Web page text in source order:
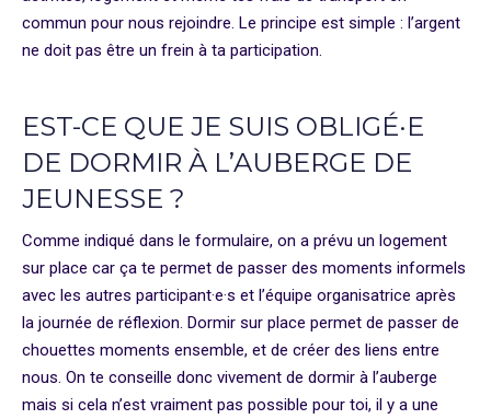
commun pour nous rejoindre. Le principe est simple : l’argent
ne doit pas être un frein à ta participation.
EST-CE QUE JE SUIS OBLIGÉ·E
DE DORMIR À L’AUBERGE DE
JEUNESSE ?
Comme indiqué dans le formulaire, on a prévu un logement
sur place car ça te permet de passer des moments informels
avec les autres participant·e·s et l’équipe organisatrice après
la journée de réflexion. Dormir sur place permet de passer de
chouettes moments ensemble, et de créer des liens entre
nous. On te conseille donc vivement de dormir à l’auberge
mais si cela n’est vraiment pas possible pour toi, il y a une